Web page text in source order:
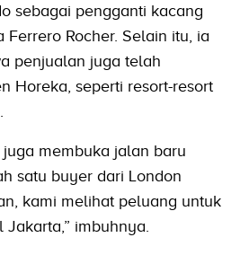
sebagai pengganti kacang
Ferrero Rocher. Selain itu, ia
penjualan juga telah
Horeka, seperti resort-resort
membuka jalan baru
satu buyer dari London
kami melihat peluang untuk
imbuhnya.